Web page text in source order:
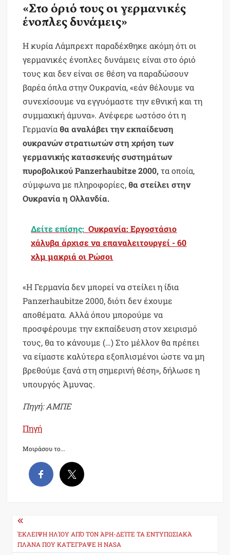
«Στο όριό τους οι γερμανικές
ένοπλες δυνάμεις»
Η κυρία Λάμπρεχτ παραδέχθηκε ακόμη ότι οι
γερμανικές ένοπλες δυνάμεις είναι στο όριό
τους και δεν είναι σε θέση να παραδώσουν
βαρέα όπλα στην Ουκρανία, «εάν θέλουμε να
συνεχίσουμε να εγγυόμαστε την εθνική και τη
συμμαχική άμυνα». Ανέφερε ωστόσο ότι η
Γερμανία θα αναλάβει την εκπαίδευση
ουκρανών στρατιωτών στη χρήση των
γερμανικής κατασκευής συστημάτων
πυροβολικού Panzerhaubitze 2000, τα οποία,
σύμφωνα με πληροφορίες, θα στείλει στην
Ουκρανία η Ολλανδία.
Δείτε επίσης: Ουκρανία: Εργοστάσιο
χάλυβα άρχισε να επαναλειτουργεί - 60
χλμ μακριά οι Ρώσοι
«Η Γερμανία δεν μπορεί να στείλει η ίδια
Panzerhaubitze 2000, διότι δεν έχουμε
αποθέματα. Αλλά όπου μπορούμε να
προσφέρουμε την εκπαίδευση στον χειρισμό
τους, θα το κάνουμε (…) Στο μέλλον θα πρέπει
να είμαστε καλύτερα εξοπλισμένοι ώστε να μη
βρεθούμε ξανά στη σημερινή θέση», δήλωσε η
υπουργός Άμυνας.
Πηγή: ΑΜΠΕ
Πηγή
Μοιράσου το...
Post
navigation
ΈΚΛΕΙΨΗ ΗΛΊΟΥ ΑΠΌ ΤΟΝ ΆΡΗ-ΔΕΊΤΕ ΤΑ ΕΝΤΥΠΩΣΙΑΚΆ
ΠΛΆΝΑ ΠΟΥ ΚΑΤΈΓΡΑΨΕ Η NASA